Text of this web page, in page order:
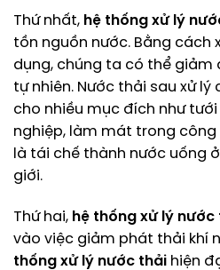
Thứ nhất, hệ thống xử lý
tồn nguồn nước. Bằng cách
dụng, chúng ta có thể giảm
tự nhiên. Nước thải sau xử
cho nhiều mục đích như
nghiệp, làm mát trong
là tái chế thành nước uống
giới.
Thứ hai, hệ thống xử lý nước
vào việc giảm phát thải khí
thống xử lý nước thải hiện